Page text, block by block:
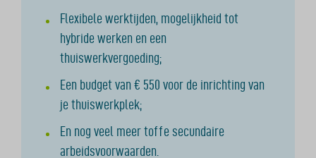
Flexibele werktijden, mogelijkheid tot
hybride werken en een
thuiswerkvergoeding;
Een budget van € 550 voor de inrichting van
je thuiswerkplek;
En nog veel meer toffe secundaire
arbeidsvoorwaarden.